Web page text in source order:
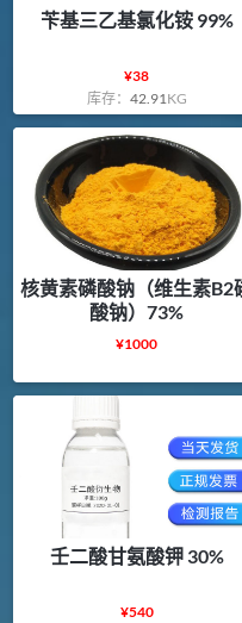
苄基三乙基氯化铵 99%
¥38
库存： 42.91KG
核黄素磷酸钠（维生素B2
酸钠）73%
¥1000
壬二酸甘氨酸钾 30%
¥540